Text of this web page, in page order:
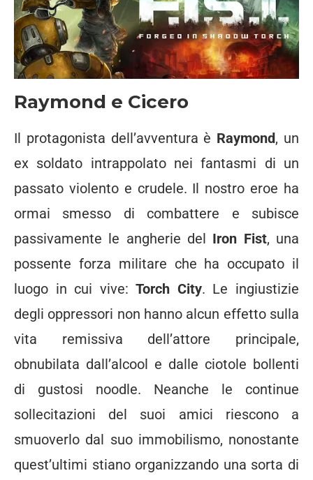
Raymond e Cicero
Il protagonista dell’avventura è Raymond, un
ex soldato intrappolato nei fantasmi di un
passato violento e crudele. Il nostro eroe ha
ormai smesso di combattere e subisce
passivamente le angherie del Iron Fist, una
possente forza militare che ha occupato il
luogo in cui vive:Torch City. Le ingiustizie
degli oppressori non hanno alcun effetto sulla
vita remissiva dell’attore principale,
obnubilata dall’alcool e dalle ciotole bollenti
di gustosi noodle. Neanche le continue
sollecitazioni del suoi amici riescono a
smuoverlo dal suo immobilismo, nonostante
quest’ultimi stiano organizzando una sorta di